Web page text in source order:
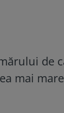
de
mai